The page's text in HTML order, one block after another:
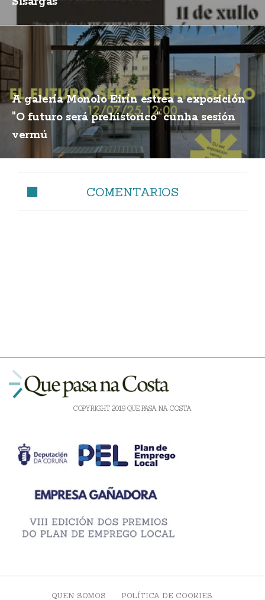
A galería Monolo Eirín estrea a exposición
"O futuro será prehistorico" cunha sesión
vermú
COMENTARIOS
COPYRIGHT 2019 QUE PASA NA COSTA
QUEN SOMOS POLÍTICA DE COOKIES